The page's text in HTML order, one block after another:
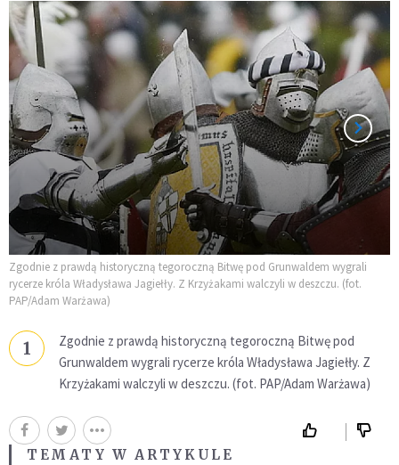
Zgodnie z prawdą historyczną tegoroczną Bitwę pod Grunwaldem wygrali
rycerze króla Władysława Jagiełły. Z Krzyżakami walczyli w deszczu. (fot.
PAP/Adam Warżawa)
1
Zgodnie z prawdą historyczną tegoroczną Bitwę pod
Grunwaldem wygrali rycerze króla Władysława Jagiełły. Z
Krzyżakami walczyli w deszczu. (fot. PAP/Adam Warżawa)
TEMATY W ARTYKULE